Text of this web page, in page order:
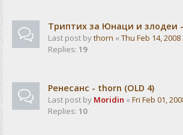
Триптих за Юнаци и злодеи -
Last post bythorn « Thu Feb 14, 2008
Replies: 19
Ренесанс - thorn (OLD 4)
Last post by Moridin « Fri Feb 01,
Replies: 10